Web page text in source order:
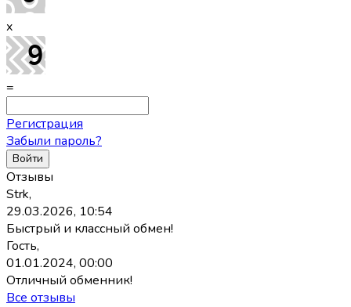
x
=
Регистрация
Забыли пароль?
Отзывы
Strk,
29.03.2026, 10:54
Быстрый и классный обмен!
Гость,
01.01.2024, 00:00
Отличный обменник!
Все отзывы